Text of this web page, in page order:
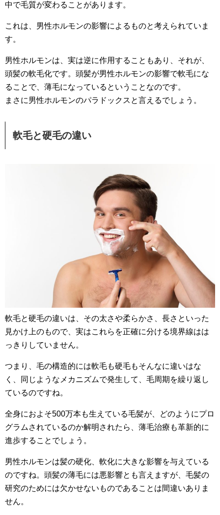
中で毛質が変わることがあります。
これは、男性ホルモンの影響によるものと考えられていま
す。
男性ホルモンは、実は逆に作用することもあり、それが、
頭髪の軟毛化です。頭髪が男性ホルモンの影響で軟毛にな
ることで、薄毛になっているということなのです。
まさに男性ホルモンのパラドックスと言えるでしょう。
軟毛と硬毛の違い
軟毛と硬毛の違いは、その太さや柔らかさ、長さといった
見かけ上のもので、実はこれらを正確に分ける境界線はは
っきりしていません。
つまり、毛の構造的には軟毛も硬毛もそんなに違いはな
く、同じようなメカニズムで発生して、毛周期を繰り返し
ているのですね。
全身におよそ500万本も生えている毛髪が、どのようにプロ
グラムされているのか解明されたら、薄毛治療も革新的に
進歩することでしょう。
男性ホルモンは髪の硬化、軟化に大きな影響を与えている
のですね。頭髪の薄毛には悪影響とも言えますが、毛髪の
研究のためには欠かせないものであることは間違いありま
せん。